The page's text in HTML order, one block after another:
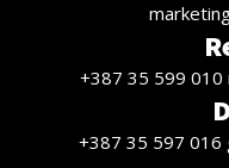
+387 35 599 010
+387 35 597 016